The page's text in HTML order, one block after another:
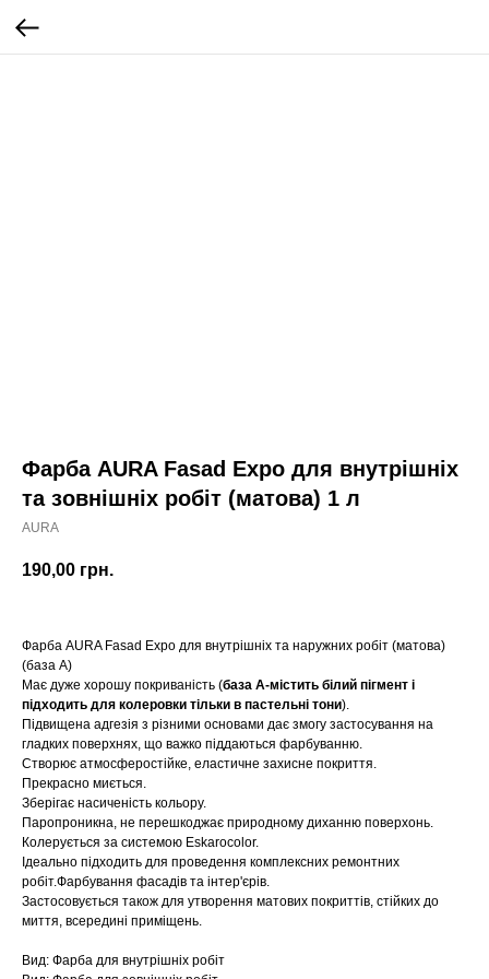
Фарба AURA Fasad Expo для внутрішніх
та зовнішніх робіт (матова) 1 л
AURA
190,00 грн.
Фарба AURA Fasad Expo для внутрішніх та наружних робіт (матова)
(база А)
Має дуже хорошу покриваність (база А-містить білий пігмент і
підходить для колеровки тільки в пастельні тони).
Підвищена адгезія з різними основами дає змогу застосування на
гладких поверхнях, що важко піддаються фарбуванню.
Створює атмосферостійке, еластичне захисне покриття.
Прекрасно миється.
Зберігає насиченість кольору.
Паропроникна, не перешкоджає природному диханню поверхонь.
Колерується за системою Eskarocolor.
Ідеально підходить для проведення комплексних ремонтних
робіт.Фарбування фасадів та інтер'єрів.
Застосовується також для утворення матових покриттів, стійких до
миття, всередині приміщень.
Вид: Фарба для внутрішніх робіт